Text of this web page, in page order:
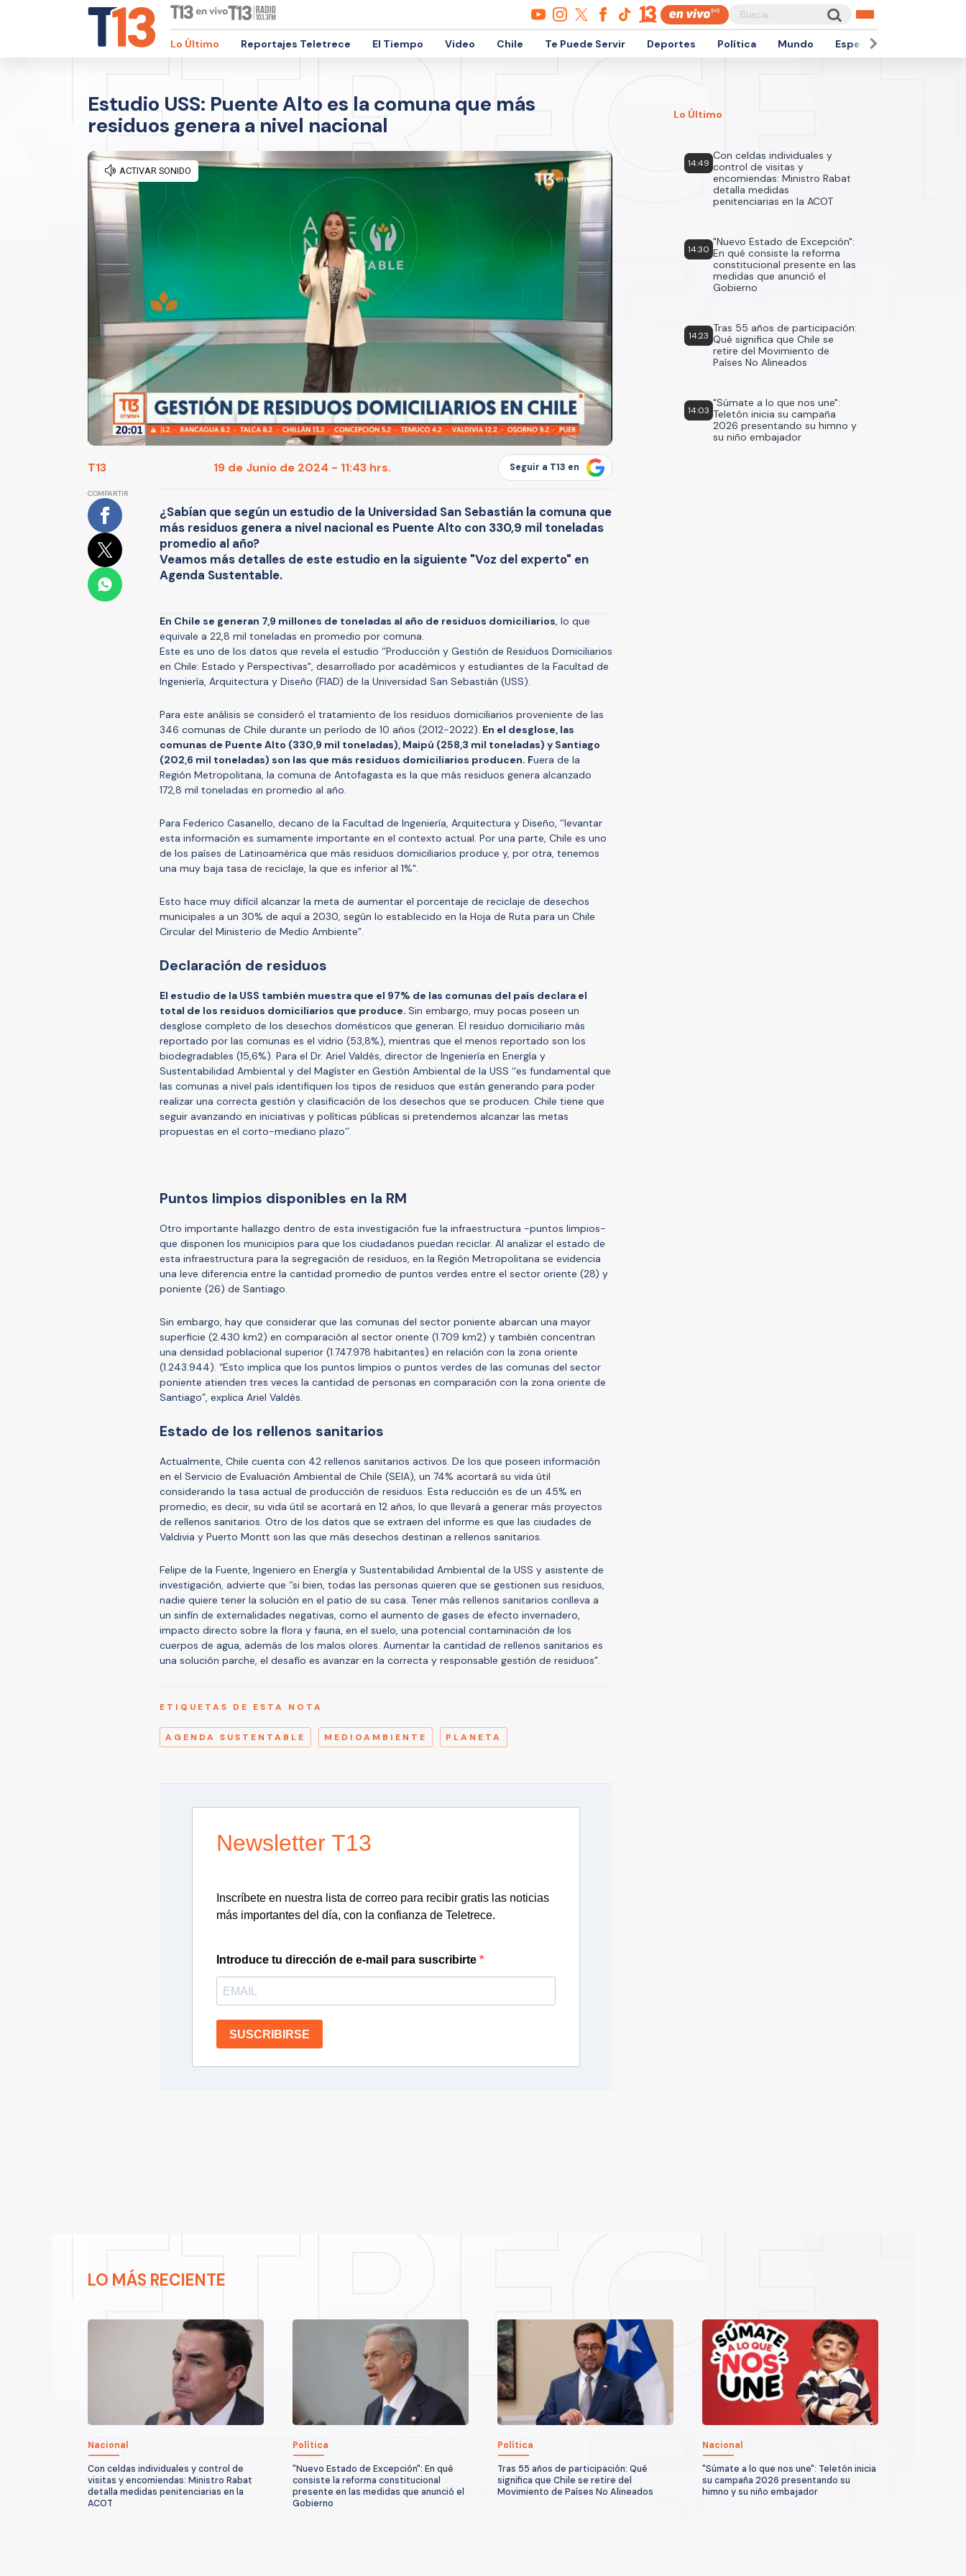
Lo Último Reportajes Teletrece El Tiempo Video Chile Te Puede Servir Deportes Política Mundo Espectáculos
Estudio USS: Puente Alto es la comuna que más
residuos genera a nivel nacional
T13 19 de Junio de 2024 - 11:43 hrs. Seguir a T13 en
COMPARTIR
¿Sabían que según un estudio de la Universidad San Sebastián la comuna que
más residuos genera a nivel nacional es Puente Alto con 330,9 mil toneladas
promedio al año?
Veamos más detalles de este estudio en la siguiente "Voz del experto" en
Agenda Sustentable.
En Chile se generan 7,9 millones de toneladas al año de residuos domiciliarios, lo que
equivale a 22,8 mil toneladas en promedio por comuna.
Este es uno de los datos que revela el estudio ‘’Producción y Gestión de Residuos Domiciliarios
en Chile: Estado y Perspectivas", desarrollado por académicos y estudiantes de la Facultad de
Ingeniería, Arquitectura y Diseño (FIAD) de la Universidad San Sebastián (USS).
Para este análisis se consideró el tratamiento de los residuos domiciliarios proveniente de las
346 comunas de Chile durante un período de 10 años (2012-2022). En el desglose, las
comunas de Puente Alto (330,9 mil toneladas), Maipú (258,3 mil toneladas) y Santiago
(202,6 mil toneladas) son las que más residuos domiciliarios producen. Fuera de la
Región Metropolitana, la comuna de Antofagasta es la que más residuos genera alcanzado
172,8 mil toneladas en promedio al año.
Para Federico Casanello, decano de la Facultad de Ingeniería, Arquitectura y Diseño, ‘’levantar
esta información es sumamente importante en el contexto actual. Por una parte, Chile es uno
de los países de Latinoamérica que más residuos domiciliarios produce y, por otra, tenemos
una muy baja tasa de reciclaje, la que es inferior al 1%".
Esto hace muy difícil alcanzar la meta de aumentar el porcentaje de reciclaje de desechos
municipales a un 30% de aquí a 2030, según lo establecido en la Hoja de Ruta para un Chile
Circular del Ministerio de Medio Ambiente”.
Declaración de residuos
El estudio de la USS también muestra que el 97% de las comunas del país declara el
total de los residuos domiciliarios que produce. Sin embargo, muy pocas poseen un
desglose completo de los desechos domésticos que generan. El residuo domiciliario más
reportado por las comunas es el vidrio (53,8%), mientras que el menos reportado son los
biodegradables (15,6%). Para el Dr. Ariel Valdés, director de Ingeniería en Energía y
Sustentabilidad Ambiental y del Magíster en Gestión Ambiental de la USS ‘‘es fundamental que
las comunas a nivel país identifiquen los tipos de residuos que están generando para poder
realizar una correcta gestión y clasificación de los desechos que se producen. Chile tiene que
seguir avanzando en iniciativas y políticas públicas si pretendemos alcanzar las metas
propuestas en el corto-mediano plazo’’.
Puntos limpios disponibles en la RM
Otro importante hallazgo dentro de esta investigación fue la infraestructura -puntos limpios-
que disponen los municipios para que los ciudadanos puedan reciclar. Al analizar el estado de
esta infraestructura para la segregación de residuos, en la Región Metropolitana se evidencia
una leve diferencia entre la cantidad promedio de puntos verdes entre el sector oriente (28) y
poniente (26) de Santiago.
Sin embargo, hay que considerar que las comunas del sector poniente abarcan una mayor
superficie (2.430 km2) en comparación al sector oriente (1.709 km2) y también concentran
una densidad poblacional superior (1.747.978 habitantes) en relación con la zona oriente
(1.243.944). “Esto implica que los puntos limpios o puntos verdes de las comunas del sector
poniente atienden tres veces la cantidad de personas en comparación con la zona oriente de
Santiago”, explica Ariel Valdés.
Estado de los rellenos sanitarios
Actualmente, Chile cuenta con 42 rellenos sanitarios activos. De los que poseen información
en el Servicio de Evaluación Ambiental de Chile (SEIA), un 74% acortará su vida útil
considerando la tasa actual de producción de residuos. Esta reducción es de un 45% en
promedio, es decir, su vida útil se acortará en 12 años, lo que llevará a generar más proyectos
de rellenos sanitarios. Otro de los datos que se extraen del informe es que las ciudades de
Valdivia y Puerto Montt son las que más desechos destinan a rellenos sanitarios.
Felipe de la Fuente, Ingeniero en Energía y Sustentabilidad Ambiental de la USS y asistente de
investigación, advierte que ‘’si bien, todas las personas quieren que se gestionen sus residuos,
nadie quiere tener la solución en el patio de su casa. Tener más rellenos sanitarios conlleva a
un sinfín de externalidades negativas, como el aumento de gases de efecto invernadero,
impacto directo sobre la flora y fauna, en el suelo, una potencial contaminación de los
cuerpos de agua, además de los malos olores. Aumentar la cantidad de rellenos sanitarios es
una solución parche, el desafío es avanzar en la correcta y responsable gestión de residuos”.
ETIQUETAS DE ESTA NOTA
AGENDA SUSTENTABLE MEDIOAMBIENTE PLANETA
Newsletter T13
Inscríbete en nuestra lista de correo para recibir gratis las noticias
más importantes del día, con la confianza de Teletrece.
Introduce tu dirección de e-mail para suscribirte
SUSCRIBIRSE
Lo Último
14:49
Con celdas individuales y
control de visitas y
encomiendas: Ministro Rabat
detalla medidas
penitenciarias en la ACOT
14:30
"Nuevo Estado de Excepción":
En qué consiste la reforma
constitucional presente en las
medidas que anunció el
Gobierno
14:23
Tras 55 años de participación:
Qué significa que Chile se
retire del Movimiento de
Países No Alineados
14:03
"Súmate a lo que nos une":
Teletón inicia su campaña
2026 presentando su himno y
su niño embajador
LO MÁS RECIENTE
Nacional
Con celdas individuales y control de
visitas y encomiendas: Ministro Rabat
detalla medidas penitenciarias en la
ACOT
Política
"Nuevo Estado de Excepción": En qué
consiste la reforma constitucional
presente en las medidas que anunció el
Gobierno
Política
Tras 55 años de participación: Qué
significa que Chile se retire del
Movimiento de Países No Alineados
Nacional
"Súmate a lo que nos une": Teletón inicia
su campaña 2026 presentando su
himno y su niño embajador